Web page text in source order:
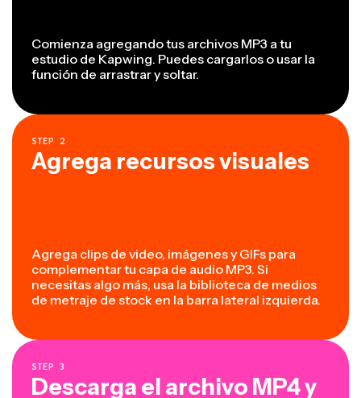
Comienza agregando tus archivos MP3 a tu
estudio de Kapwing. Puedes cargarlos o usar la
función de arrastrar y soltar.
STEP 2
Agrega recursos visuales
Agrega clips de video, imágenes y GIFs para
complementar tu capa de audio MP3. Si
necesitas algo más, usa la biblioteca de medios
de metraje de stock en la barra lateral izquierda.
STEP 3
Descarga el archivo MP4 y